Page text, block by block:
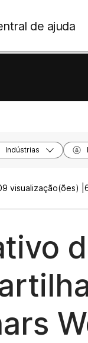
de ajuda
Indústrias
visualização(ões) |